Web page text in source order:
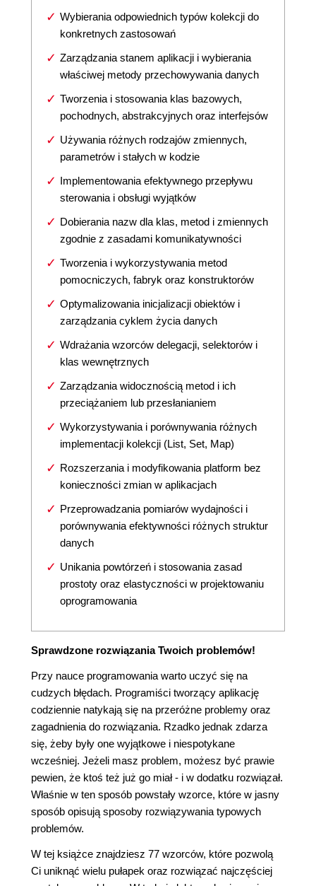
Wybierania odpowiednich typów kolekcji do
konkretnych zastosowań
Zarządzania stanem aplikacji i wybierania
właściwej metody przechowywania danych
Tworzenia i stosowania klas bazowych,
pochodnych, abstrakcyjnych oraz interfejsów
Używania różnych rodzajów zmiennych,
parametrów i stałych w kodzie
Implementowania efektywnego przepływu
sterowania i obsługi wyjątków
Dobierania nazw dla klas, metod i zmiennych
zgodnie z zasadami komunikatywności
Tworzenia i wykorzystywania metod
pomocniczych, fabryk oraz konstruktorów
Optymalizowania inicjalizacji obiektów i
zarządzania cyklem życia danych
Wdrażania wzorców delegacji, selektorów i
klas wewnętrznych
Zarządzania widocznością metod i ich
przeciążaniem lub przesłanianiem
Wykorzystywania i porównywania różnych
implementacji kolekcji (List, Set, Map)
Rozszerzania i modyfikowania platform bez
konieczności zmian w aplikacjach
Przeprowadzania pomiarów wydajności i
porównywania efektywności różnych struktur
danych
Unikania powtórzeń i stosowania zasad
prostoty oraz elastyczności w projektowaniu
oprogramowania
Sprawdzone rozwiązania Twoich problemów!
Przy nauce programowania warto uczyć się na
cudzych błędach. Programiści tworzący aplikację
codziennie natykają się na przeróżne problemy oraz
zagadnienia do rozwiązania. Rzadko jednak zdarza
się, żeby były one wyjątkowe i niespotykane
wcześniej. Jeżeli masz problem, możesz być prawie
pewien, że ktoś też już go miał - i w dodatku rozwiązał.
Właśnie w ten sposób powstały wzorce, które w jasny
sposób opisują sposoby rozwiązywania typowych
problemów.
W tej książce znajdziesz 77 wzorców, które pozwolą
Ci uniknąć wielu pułapek oraz rozwiązać najczęściej